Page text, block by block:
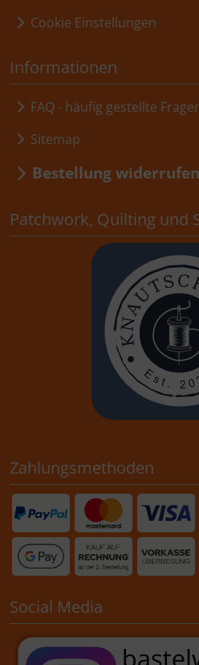
Cookie Einstellungen
Informationen
FAQ - häufig gestellte
Sitemap
Bestellung widerrufen
Patchwork, Quilting und
Zahlungsmethoden
Social Media